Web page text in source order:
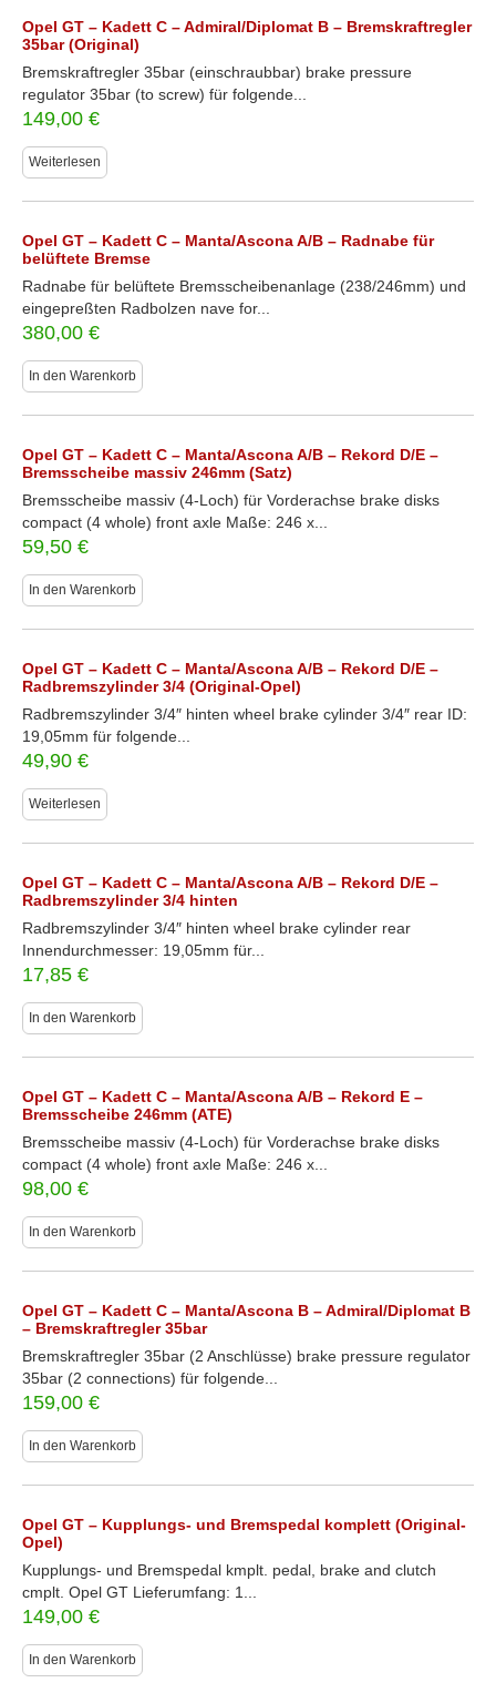
Opel GT – Kadett C – Admiral/Diplomat B – Bremskraftregler
35bar (Original)
Bremskraftregler 35bar (einschraubbar) brake pressure
regulator 35bar (to screw) für folgende...
149,00 €
Weiterlesen
Opel GT – Kadett C – Manta/Ascona A/B – Radnabe für
belüftete Bremse
Radnabe für belüftete Bremsscheibenanlage (238/246mm) und
eingepreßten Radbolzen nave for...
380,00 €
In den Warenkorb
Opel GT – Kadett C – Manta/Ascona A/B – Rekord D/E –
Bremsscheibe massiv 246mm (Satz)
Bremsscheibe massiv (4-Loch) für Vorderachse brake disks
compact (4 whole) front axle Maße: 246 x...
59,50 €
In den Warenkorb
Opel GT – Kadett C – Manta/Ascona A/B – Rekord D/E –
Radbremszylinder 3/4 (Original-Opel)
Radbremszylinder 3/4″ hinten wheel brake cylinder 3/4″ rear ID:
19,05mm für folgende...
49,90 €
Weiterlesen
Opel GT – Kadett C – Manta/Ascona A/B – Rekord D/E –
Radbremszylinder 3/4 hinten
Radbremszylinder 3/4″ hinten wheel brake cylinder rear
Innendurchmesser: 19,05mm für...
17,85 €
In den Warenkorb
Opel GT – Kadett C – Manta/Ascona A/B – Rekord E –
Bremsscheibe 246mm (ATE)
Bremsscheibe massiv (4-Loch) für Vorderachse brake disks
compact (4 whole) front axle Maße: 246 x...
98,00 €
In den Warenkorb
Opel GT – Kadett C – Manta/Ascona B – Admiral/Diplomat B
– Bremskraftregler 35bar
Bremskraftregler 35bar (2 Anschlüsse) brake pressure regulator
35bar (2 connections) für folgende...
159,00 €
In den Warenkorb
Opel GT – Kupplungs- und Bremspedal komplett (Original-
Opel)
Kupplungs- und Bremspedal kmplt. pedal, brake and clutch
cmplt. Opel GT Lieferumfang: 1...
149,00 €
In den Warenkorb